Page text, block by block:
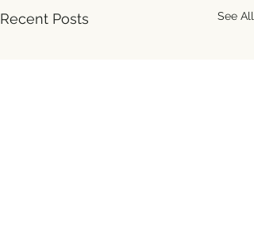
Recent Posts See All